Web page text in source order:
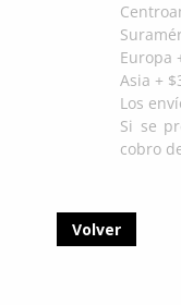
Europa
Asia +
Los
Si se
cobro
Volver